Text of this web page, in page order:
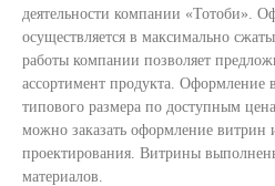
деятельности компании «Тотоби».
осуществляется в максимально
работы компании позволяет
ассортимент продукта. Оформление
типового размера по доступным
можно заказать оформление витрин
проектирования. Витрины
материалов.